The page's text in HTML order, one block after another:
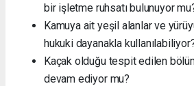
bir işletme ruhsatı bulunuyor
Kamuya ait yeşil alanlar ve
hukuki dayanakla
Kaçak olduğu tespit edilen
devam ediyor mu?